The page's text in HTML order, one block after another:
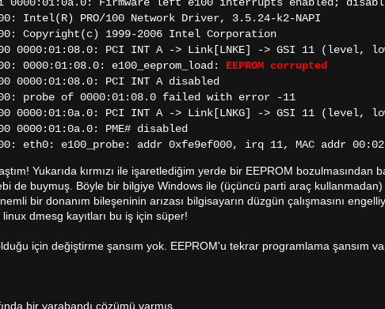
Intel(R) PRO/100 Network Driver, 3.5.24-k2-NAPI
Copyright(c) 1999-2006 Intel Corporation
0000:01:08.0: PCI INT A -> Link[LNKE] -> GSI 11 (level,
0000:01:08.0: e100_eeprom_load: EEPROM corrupted
PCI INT A disabled
probe of 0000:01:08.0 failed with error -11
0000:01:0a.0: PCI INT A -> Link[LNKG] -> GSI 11 (level,
PME# disabled
eth0: e100_probe: addr 0xfe9ef000, irq 11, MAC addr
Yukarıda kırmızı ile işaretlediğim yerde bir EEPROM bozulmasından
de buymuş. Böyle bir bilgiye Windows ile (üçüncü parti araç
bir donanım bileşeninin arızası bilgisayarın düzgün çalışmasını
dmesg kayıtları bu iş için süper!
için değiştirme şansım yok. EEPROM'u tekrar programlama şansım
bir yarabandı çözümü varmış.